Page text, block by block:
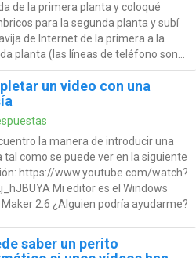
de la primera planta y coloqué
para la segunda planta y subí
de Internet de la primera a la
planta (las líneas de teléfono son...
un video con una
la manera de introducir una
tal como se puede ver en la siguiente
https://www.youtube.com/watch?
Mi editor es el Windows
Maker 2.6 ¿Alguien podría ayudarme?
saber un perito